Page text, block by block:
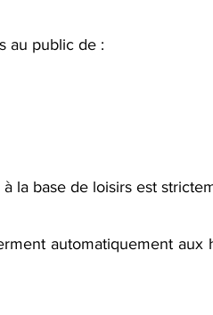
au public de :
la base de loisirs est
automatiquement aux